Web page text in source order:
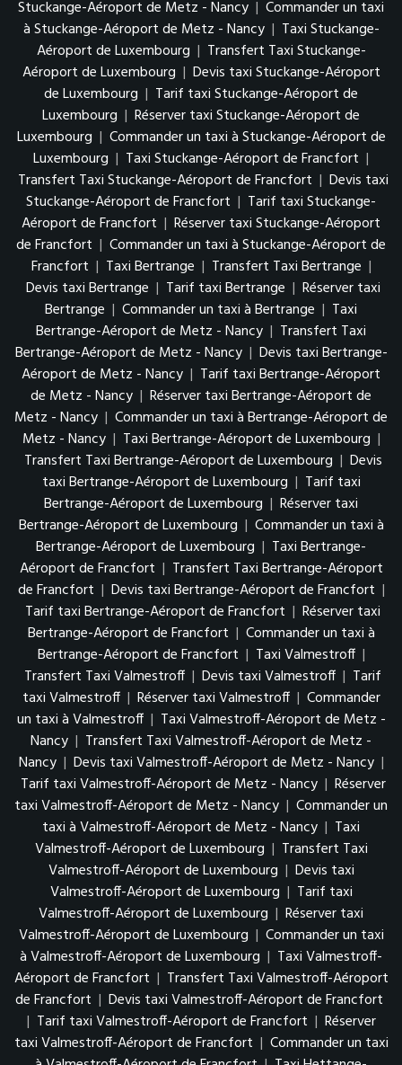
Stuckange-Aéroport de Metz - Nancy | Commander un taxi
à Stuckange-Aéroport de Metz - Nancy | Taxi Stuckange-
Aéroport de Luxembourg | Transfert Taxi Stuckange-
Aéroport de Luxembourg | Devis taxi Stuckange-Aéroport
de Luxembourg | Tarif taxi Stuckange-Aéroport de
Luxembourg | Réserver taxi Stuckange-Aéroport de
Luxembourg | Commander un taxi à Stuckange-Aéroport de
Luxembourg | Taxi Stuckange-Aéroport de Francfort |
Transfert Taxi Stuckange-Aéroport de Francfort | Devis taxi
Stuckange-Aéroport de Francfort | Tarif taxi Stuckange-
Aéroport de Francfort | Réserver taxi Stuckange-Aéroport
de Francfort | Commander un taxi à Stuckange-Aéroport de
Francfort | Taxi Bertrange | Transfert Taxi Bertrange |
Devis taxi Bertrange | Tarif taxi Bertrange | Réserver taxi
Bertrange | Commander un taxi à Bertrange | Taxi
Bertrange-Aéroport de Metz - Nancy | Transfert Taxi
Bertrange-Aéroport de Metz - Nancy | Devis taxi Bertrange-
Aéroport de Metz - Nancy | Tarif taxi Bertrange-Aéroport
de Metz - Nancy | Réserver taxi Bertrange-Aéroport de
Metz - Nancy | Commander un taxi à Bertrange-Aéroport de
Metz - Nancy | Taxi Bertrange-Aéroport de Luxembourg |
Transfert Taxi Bertrange-Aéroport de Luxembourg | Devis
taxi Bertrange-Aéroport de Luxembourg | Tarif taxi
Bertrange-Aéroport de Luxembourg | Réserver taxi
Bertrange-Aéroport de Luxembourg | Commander un taxi à
Bertrange-Aéroport de Luxembourg | Taxi Bertrange-
Aéroport de Francfort | Transfert Taxi Bertrange-Aéroport
de Francfort | Devis taxi Bertrange-Aéroport de Francfort |
Tarif taxi Bertrange-Aéroport de Francfort | Réserver taxi
Bertrange-Aéroport de Francfort | Commander un taxi à
Bertrange-Aéroport de Francfort | Taxi Valmestroff |
Transfert Taxi Valmestroff | Devis taxi Valmestroff | Tarif
taxi Valmestroff | Réserver taxi Valmestroff | Commander
un taxi à Valmestroff | Taxi Valmestroff-Aéroport de Metz -
Nancy | Transfert Taxi Valmestroff-Aéroport de Metz -
Nancy | Devis taxi Valmestroff-Aéroport de Metz - Nancy |
Tarif taxi Valmestroff-Aéroport de Metz - Nancy | Réserver
taxi Valmestroff-Aéroport de Metz - Nancy | Commander un
taxi à Valmestroff-Aéroport de Metz - Nancy | Taxi
Valmestroff-Aéroport de Luxembourg | Transfert Taxi
Valmestroff-Aéroport de Luxembourg | Devis taxi
Valmestroff-Aéroport de Luxembourg | Tarif taxi
Valmestroff-Aéroport de Luxembourg | Réserver taxi
Valmestroff-Aéroport de Luxembourg | Commander un taxi
à Valmestroff-Aéroport de Luxembourg | Taxi Valmestroff-
Aéroport de Francfort | Transfert Taxi Valmestroff-Aéroport
de Francfort | Devis taxi Valmestroff-Aéroport de Francfort
| Tarif taxi Valmestroff-Aéroport de Francfort | Réserver
taxi Valmestroff-Aéroport de Francfort | Commander un taxi